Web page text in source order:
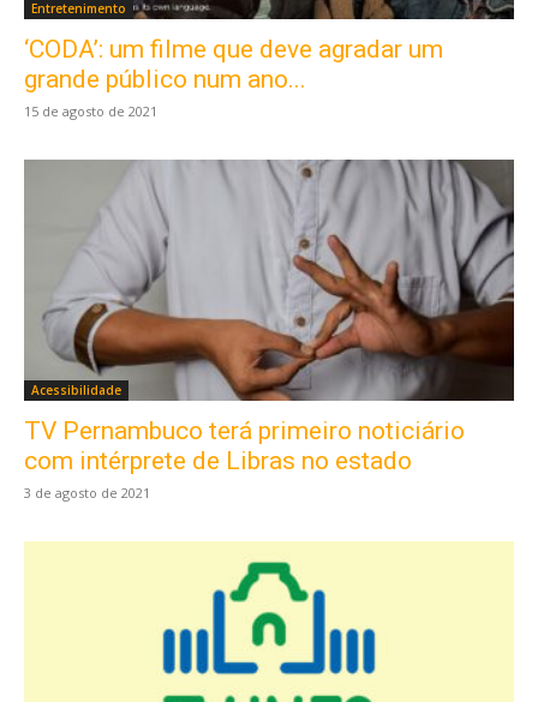
Entretenimento
‘CODA’: um filme que deve agradar um
grande público num ano...
15 de agosto de 2021
Acessibilidade
TV Pernambuco terá primeiro noticiário
com intérprete de Libras no estado
3 de agosto de 2021